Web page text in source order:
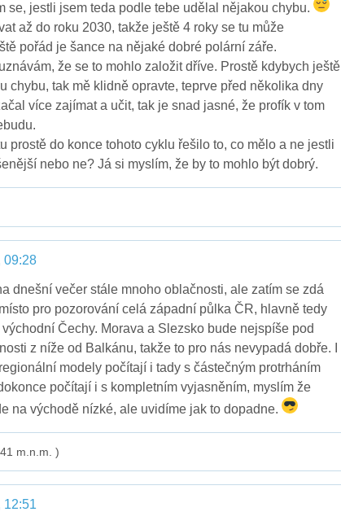
se, jestli jsem teda podle tebe udělal nějakou chybu.
až do roku 2030, takže ještě 4 roky se tu může
pořád je šance na nějaké dobré polární záře.
že se to mohlo založit dříve. Prostě kdybych ještě
chybu, tak mě klidně opravte, teprve před několika dny
více zajímat a učit, tak je snad jasné, že profík v tom
prostě do konce tohoto cyklu řešilo to, co mělo a ne jestli
nebo ne? Já si myslím, že by to mohlo být dobrý.
09:28
dnešní večer stále mnoho oblačnosti, ale zatím se zdá
pro pozorování celá západní půlka ČR, hlavně tedy
Čechy. Morava a Slezsko bude nejspíše pod
z níže od Balkánu, takže to pro nás nevypadá dobře. I
modely počítají i tady s částečným protrháním
počítají i s kompletním vyjasněním, myslím že
na východě nízké, ale uvidíme jak to dopadne.
m.n.m. )